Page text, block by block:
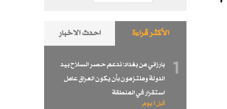
الأكثر قراءة احدث الاخبار
1
بارزاني من بغداد: ندعم حصر السلاح بيد
الدولة وملتزمون بأن يكون العراق عامل
استقرار في المنطقة
قبل 1 یوم